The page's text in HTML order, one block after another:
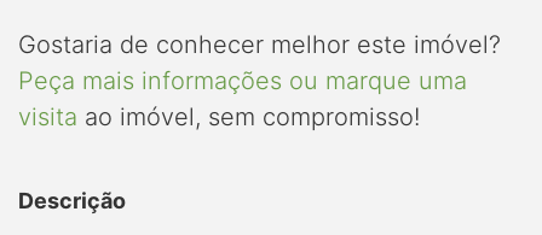
Gostaria de conhecer melhor este imóvel?
Peça mais informações ou marque uma
visita ao imóvel, sem compromisso!
Descrição